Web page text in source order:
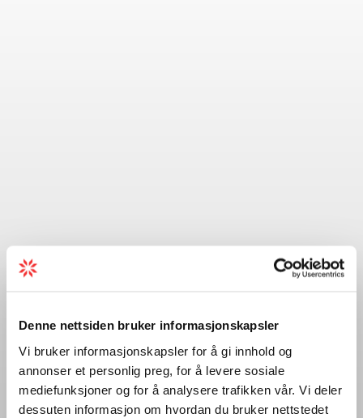
Denne nettsiden bruker informasjonskapsler
Vi bruker informasjonskapsler for å gi innhold og
annonser et personlig preg, for å levere sosiale
mediefunksjoner og for å analysere trafikken vår. Vi deler
dessuten informasjon om hvordan du bruker nettstedet